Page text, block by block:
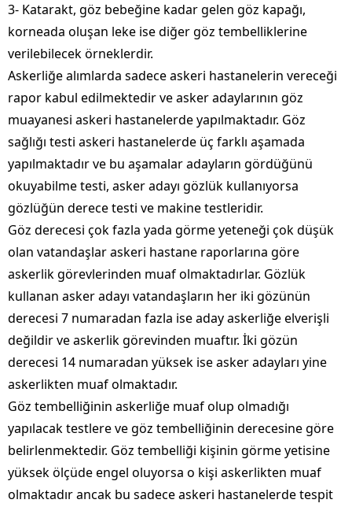
3- Katarakt, göz bebeğine kadar gelen göz kapağı,
korneada oluşan leke ise diğer göz tembelliklerine
verilebilecek örneklerdir.
Askerliğe alımlarda sadece askeri hastanelerin vereceği
rapor kabul edilmektedir ve asker adaylarının göz
muayanesi askeri hastanelerde yapılmaktadır. Göz
sağlığı testi askeri hastanelerde üç farklı aşamada
yapılmaktadır ve bu aşamalar adayların gördüğünü
okuyabilme testi, asker adayı gözlük kullanıyorsa
gözlüğün derece testi ve makine testleridir.
Göz derecesi çok fazla yada görme yeteneği çok düşük
olan vatandaşlar askeri hastane raporlarına göre
askerlik görevlerinden muaf olmaktadırlar. Gözlük
kullanan asker adayı vatandaşların her iki gözünün
derecesi 7 numaradan fazla ise aday askerliğe elverişli
değildir ve askerlik görevinden muaftır. İki gözün
derecesi 14 numaradan yüksek ise asker adayları yine
askerlikten muaf olmaktadır.
Göz tembelliğinin askerliğe muaf olup olmadığı
yapılacak testlere ve göz tembelliğinin derecesine göre
belirlenmektedir. Göz tembelliği kişinin görme yetisine
yüksek ölçüde engel oluyorsa o kişi askerlikten muaf
olmaktadır ancak bu sadece askeri hastanelerde tespit